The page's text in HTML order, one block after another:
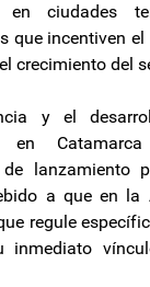
en ciudades
que incentiven
crecimiento del
y el
en
lanzamiento
a que en la
regule
inmediato